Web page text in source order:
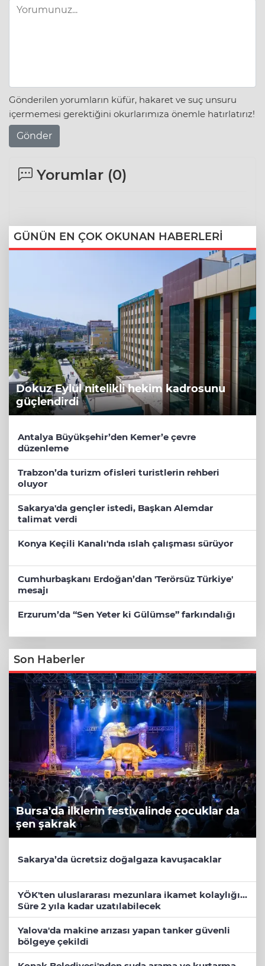
Gönderilen yorumların küfür, hakaret ve suç unsuru
içermemesi gerektiğini okurlarımıza önemle hatırlatırız!
Gönder
Yorumlar (0)
GÜNÜN EN ÇOK OKUNAN HABERLERİ
Dokuz Eylül nitelikli hekim kadrosunu
güçlendirdi
Antalya Büyükşehir’den Kemer’e çevre
düzenleme
Trabzon’da turizm ofisleri turistlerin rehberi
oluyor
Sakarya'da gençler istedi, Başkan Alemdar
talimat verdi
Konya Keçili Kanalı'nda ıslah çalışması sürüyor
Cumhurbaşkanı Erdoğan’dan 'Terörsüz Türkiye'
mesajı
Erzurum’da “Sen Yeter ki Gülümse” farkındalığı
Son Haberler
Bursa'da ilklerin festivalinde çocuklar da
şen şakrak
Sakarya’da ücretsiz doğalgaza kavuşacaklar
YÖK'ten uluslararası mezunlara ikamet kolaylığı...
Süre 2 yıla kadar uzatılabilecek
Yalova'da makine arızası yapan tanker güvenli
bölgeye çekildi